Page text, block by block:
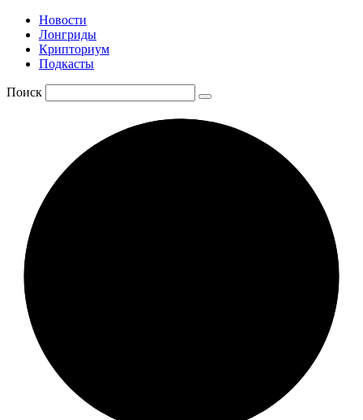
Новости
Лонгриды
Крипториум
Подкасты
Поиск